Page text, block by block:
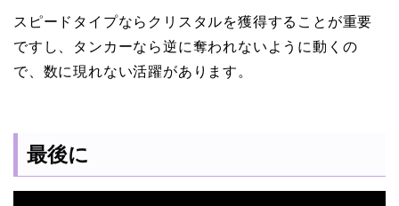
スピードタイプならクリスタルを獲得することが重要
ですし、タンカーなら逆に奪われないように動くの
で、数に現れない活躍があります。
最後に